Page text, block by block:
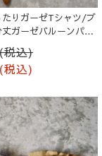
たりガーゼTシャツ/ブ
ガーゼバルーンパン
税込)
込)